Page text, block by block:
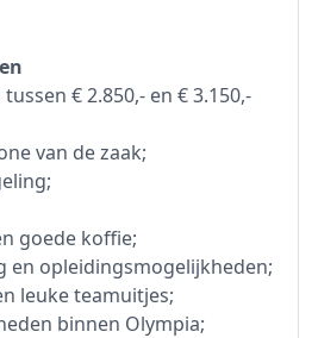
€ 2.850,- en € 3.150,-
van de zaak;
goede koffie;
en opleidingsmogelijkheden;
leuke teamuitjes;
binnen Olympia;